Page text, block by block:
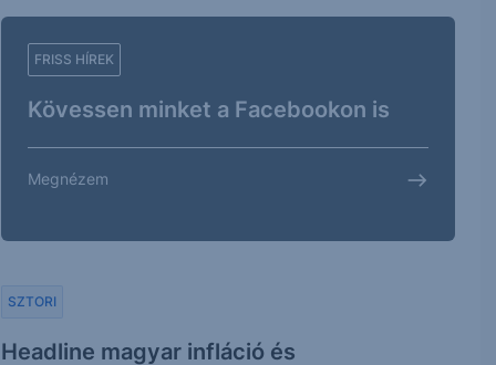
FRISS HÍREK
Kövessen minket a Facebookon is
Megnézem
Headline magyar infláció és
SZTORI